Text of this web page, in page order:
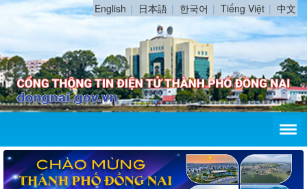
English 日本語 한국어 Tiếng Việt 中文